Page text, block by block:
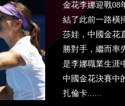
金花李娜迎戰08
結了此前一路橫
莎娃，中國金花
勝對手，繼而率
是李娜職業生涯
中國金花決賽中
扎倫卡......